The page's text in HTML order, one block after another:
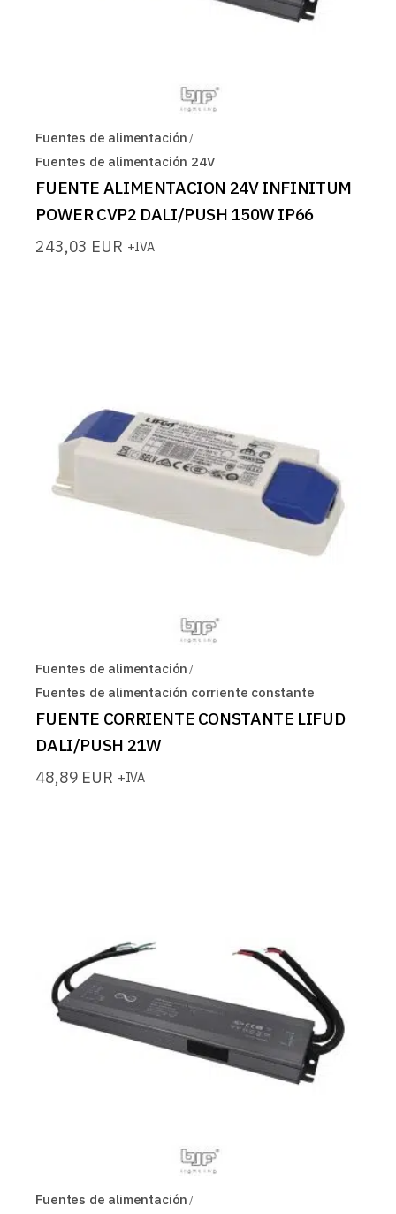
Fuentes de alimentación
Fuentes de alimentación 24V
FUENTE ALIMENTACION 24V INFINITUM
POWER CVP2 DALI/PUSH 150W IP66
243,03 EUR +IVA
Fuentes de alimentación
Fuentes de alimentación corriente constante
FUENTE CORRIENTE CONSTANTE LIFUD
DALI/PUSH 21W
48,89 EUR +IVA
Fuentes de alimentación